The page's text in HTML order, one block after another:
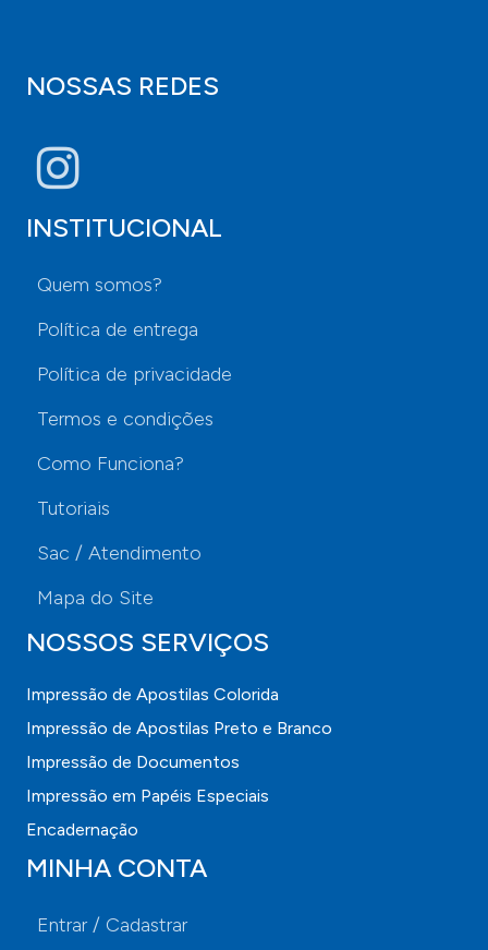
NOSSAS REDES
INSTITUCIONAL
Quem somos?
Política de entrega
Política de privacidade
Termos e condições
Como Funciona?
Tutoriais
Sac / Atendimento
Mapa do Site
NOSSOS SERVIÇOS
Impressão de Apostilas Colorida
Impressão de Apostilas Preto e Branco
Impressão de Documentos
Impressão em Papéis Especiais
Encadernação
MINHA CONTA
Entrar / Cadastrar